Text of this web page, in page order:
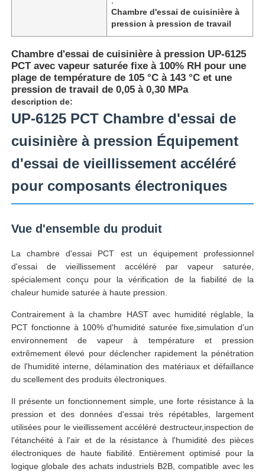
Produits
A propos de nous
Contrôle de la qualité
Contact
Demande de soumission
Chambre d'essai environnemental
Machine de test universelle
Chambre d'essai de cuisinière à
pression à pression de travail
Chambre d'essai de cuisinière à pression UP-6125
PCT avec vapeur saturée fixe à 100% RH pour une
plage de température de 105 °C à 143 °C et une
pression de travail de 0,05 à 0,30 MPa
description de:
UP-6125 PCT Chambre d'essai de
cuisinière à pression Équipement
d'essai de vieillissement accéléré
pour composants électroniques
Vue d'ensemble du produit
La chambre d'essai PCT est un équipement professionnel
d'essai de vieillissement accéléré par vapeur saturée,
spécialement conçu pour la vérification de la fiabilité de la
chaleur humide saturée à haute pression.
Contrairement à la chambre HAST avec humidité réglable, la
PCT fonctionne à 100% d'humidité saturée fixe,simulation d'un
environnement de vapeur à température et pression
extrêmement élevé pour déclencher rapidement la pénétration
de l'humidité interne, délamination des matériaux et défaillance
du scellement des produits électroniques.
Il présente un fonctionnement simple, une forte résistance à la
pression et des données d'essai très répétables, largement
utilisées pour le vieillissement accéléré destructeur,inspection de
l'étanchéité à l'air et de la résistance à l'humidité des pièces
électroniques de haute fiabilité. Entièrement optimisé pour la
logique globale des achats industriels B2B, compatible avec les